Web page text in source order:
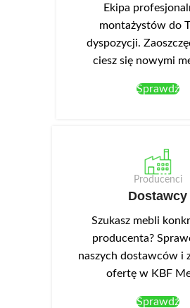
Ekipa
montażystów do
dyspozycji.
ciesz się nowymi
Sprawdź
Producenci
Dostawcy
Szukasz mebli
producenta?
naszych dostawców i
ofertę w KBF
Sprawdź